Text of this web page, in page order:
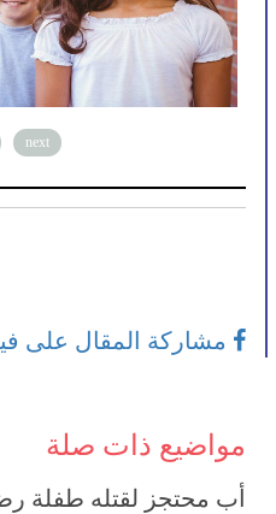
next
مشاركة المقال على
مواضيع ذات صلة
أب محتجز لقتله طفلة